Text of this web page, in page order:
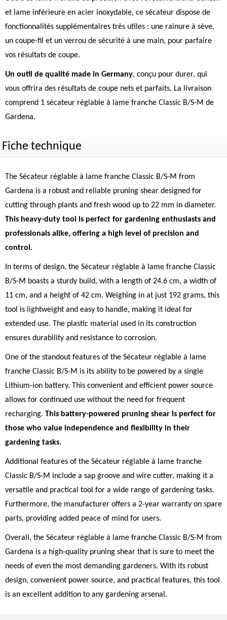
et lame inférieure en acier inoxydable, ce sécateur dispose de
fonctionnalités supplémentaires très utiles : une rainure à sève,
un coupe-fil et un verrou de sécurité à une main, pour parfaire
vos résultats de coupe.
Un outil de qualité made in Germany, conçu pour durer, qui
vous offrira des résultats de coupe nets et parfaits. La livraison
comprend 1 sécateur réglable à lame franche Classic B/S-M de
Gardena.
Fiche technique
The Sécateur réglable à lame franche Classic B/S-M from
Gardena is a robust and reliable pruning shear designed for
cutting through plants and fresh wood up to 22 mm in diameter.
This heavy-duty tool is perfect for gardening enthusiasts and
professionals alike, offering a high level of precision and
control.
In terms of design, the Sécateur réglable à lame franche Classic
B/S-M boasts a sturdy build, with a length of 24.6 cm, a width of
11 cm, and a height of 42 cm. Weighing in at just 192 grams, this
tool is lightweight and easy to handle, making it ideal for
extended use. The plastic material used in its construction
ensures durability and resistance to corrosion.
One of the standout features of the Sécateur réglable à lame
franche Classic B/S-M is its ability to be powered by a single
Lithium-ion battery. This convenient and efficient power source
allows for continued use without the need for frequent
recharging. This battery-powered pruning shear is perfect for
those who value independence and flexibility in their
gardening tasks.
Additional features of the Sécateur réglable à lame franche
Classic B/S-M include a sap groove and wire cutter, making it a
versatile and practical tool for a wide range of gardening tasks.
Furthermore, the manufacturer offers a 2-year warranty on spare
parts, providing added peace of mind for users.
Overall, the Sécateur réglable à lame franche Classic B/S-M from
Gardena is a high-quality pruning shear that is sure to meet the
needs of even the most demanding gardeners. With its robust
design, convenient power source, and practical features, this tool
is an excellent addition to any gardening arsenal.